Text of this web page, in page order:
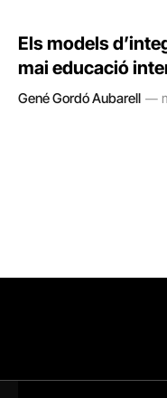
Els models
mai educació
Gené Gordó Aubarell